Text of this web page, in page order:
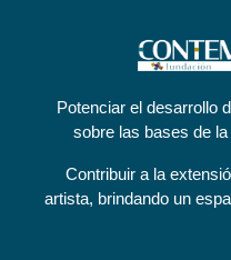
Potenciar el desarrollo
sobre las bases de
Contribuir a la
artista, brindando un